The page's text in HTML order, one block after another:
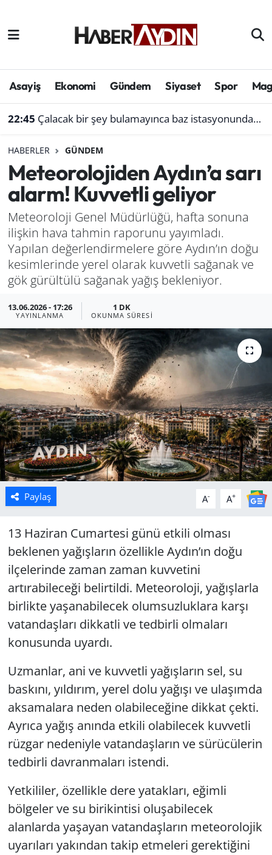
Asayiş Ekonomi Gündem Siyaset Spor
22:45 Çalacak bir şey bulamayınca baz istasyonundan akü çaldı
HABERLER GÜNDEM
Meteorolojiden Aydın’a sarı
alarm! Kuvvetli geliyor
Meteoroloji Genel Müdürlüğü, hafta sonuna
ilişkin hava tahmin raporunu yayımladı.
Yapılan değerlendirmelere göre Aydın’ın doğu
kesimlerinde yerel olarak kuvvetli sağanak ve
gök gürültülü sağanak yağış bekleniyor.
13.06.2026 - 17:26
YAYINLANMA
1 DK
OKUNMA SÜRESI
Paylaş A- A+
13 Haziran Cumartesi günü etkili olması
beklenen yağışların özellikle Aydın’ın doğu
ilçelerinde zaman zaman kuvvetini
artırabileceği belirtildi. Meteoroloji, yağışlarla
birlikte yaşanabilecek olumsuzluklara karşı
vatandaşları dikkatli ve tedbirli olmaları
konusunda uyardı.
Uzmanlar, ani ve kuvvetli yağışların sel, su
baskını, yıldırım, yerel dolu yağışı ve ulaşımda
aksamalara neden olabileceğine dikkat çekti.
Ayrıca yağış anında etkili olabilecek kuvvetli
rüzgar nedeniyle vatandaşların ve sürücülerin
tedbirli davranmaları istendi.
Yetkililer, özellikle dere yatakları, eğimli
bölgeler ve su birikintisi oluşabilecek
alanlarda yaşayan vatandaşların meteorolojik
uyarıları yakından takip etmeleri gerektiğini
Afyonkarahisar
Çevre
Genel
Haber
Izmir
Kütahya
Politika
Uşak
Aydın Hava Durumu
Süper Lig Puan Durumu ve Fikstür
Son Dakika Haberleri
Haber Arşivi